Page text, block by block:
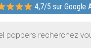
4,7/5 sur Google